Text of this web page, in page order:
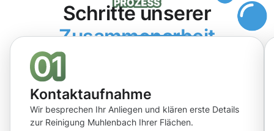
Schritte unserer
Zusammenarbeit
Kontaktaufnahme
Wir besprechen Ihr Anliegen und klären erste Details
zur Reinigung Muhlenbach Ihrer Flächen.